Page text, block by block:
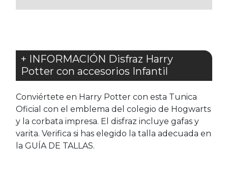
+ INFORMACIÓN Disfraz Harry
Potter con accesorios Infantil
Conviértete en Harry Potter con esta Tunica
Oficial con el emblema del colegio de Hogwarts
y la corbata impresa. El disfraz incluye gafas y
varita. Verifica si has elegido la talla adecuada en
la GUÍA DE TALLAS.